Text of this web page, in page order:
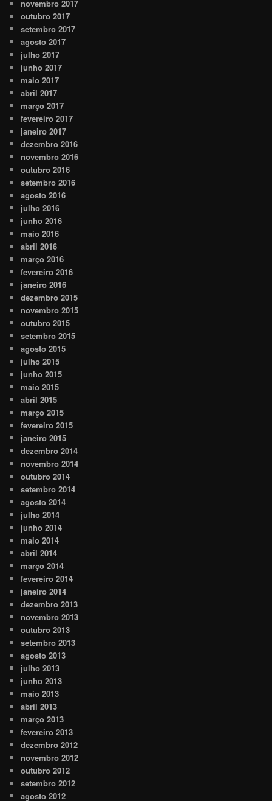
novembro 2017
outubro 2017
setembro 2017
agosto 2017
julho 2017
junho 2017
maio 2017
abril 2017
março 2017
fevereiro 2017
janeiro 2017
dezembro 2016
novembro 2016
outubro 2016
setembro 2016
agosto 2016
julho 2016
junho 2016
maio 2016
abril 2016
março 2016
fevereiro 2016
janeiro 2016
dezembro 2015
novembro 2015
outubro 2015
setembro 2015
agosto 2015
julho 2015
junho 2015
maio 2015
abril 2015
março 2015
fevereiro 2015
janeiro 2015
dezembro 2014
novembro 2014
outubro 2014
setembro 2014
agosto 2014
julho 2014
junho 2014
maio 2014
abril 2014
março 2014
fevereiro 2014
janeiro 2014
dezembro 2013
novembro 2013
outubro 2013
setembro 2013
agosto 2013
julho 2013
junho 2013
maio 2013
abril 2013
março 2013
fevereiro 2013
dezembro 2012
novembro 2012
outubro 2012
setembro 2012
agosto 2012